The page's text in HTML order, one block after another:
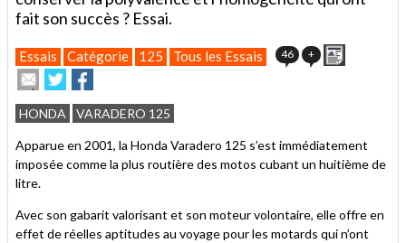
fait son succès ? Essai.
Essais Catégorie 125 Tous les Essais 46 +
Envoyer
cet
article
à
un
ami
Partager
sur
Twitter
sur
Facebook
HONDA VARADERO 125
Apparue en 2001, la Honda Varadero 125 s’est immédiatement
imposée comme la plus routière des motos cubant un huitième de
litre.
Avec son gabarit valorisant et son moteur volontaire, elle offre en
effet de réelles aptitudes au voyage pour les motards qui n’ont